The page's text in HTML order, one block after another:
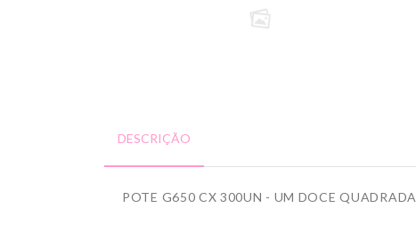
DESCRIÇÃO
POTE G650 CX 300UN - UM DOCE QUADRADA